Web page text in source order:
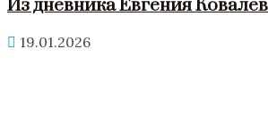
Из дневника Евгения
19.01.2026